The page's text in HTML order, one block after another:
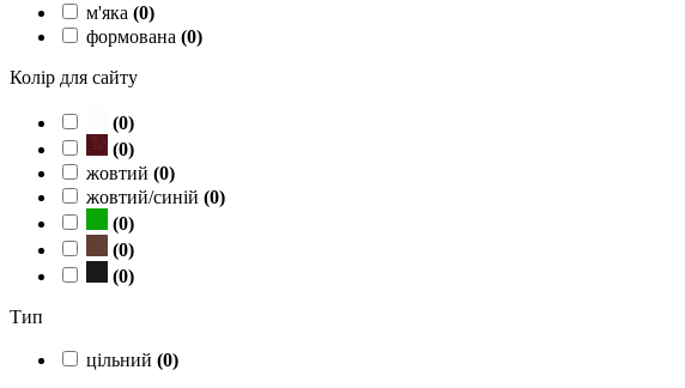
м'яка (0)
формована (0)
Колір для сайту
(0)
(0)
жовтий (0)
жовтий/синій (0)
(0)
(0)
(0)
Тип
цільний (0)